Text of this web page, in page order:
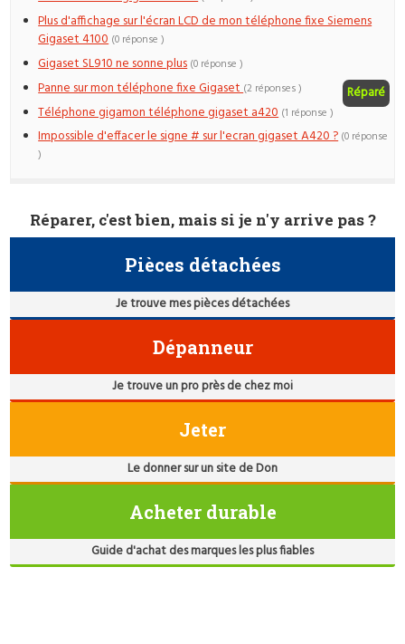
Plus d'affichage sur l'écran LCD de mon téléphone fixe Siemens
Gigaset 4100 (0 réponse )
Gigaset SL910 ne sonne plus (0 réponse )
Panne sur mon téléphone fixe Gigaset Réparé
(2 réponses )
Téléphone gigamon téléphone gigaset a420 (1 réponse )
Impossible d'effacer le signe # sur l'ecran gigaset A420 ? (0 réponse
)
Réparer, c'est bien, mais si je n'y arrive pas ?
Pièces détachées
Je trouve mes pièces détachées
Dépanneur
Je trouve un pro près de chez moi
Jeter
Le donner sur un site de Don
Acheter durable
Guide d'achat des marques les plus fiables